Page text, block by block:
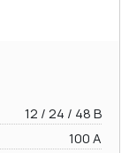
12 / 24 / 48 В
100 А